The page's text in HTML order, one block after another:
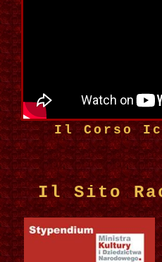
Il Corso
Il Sito